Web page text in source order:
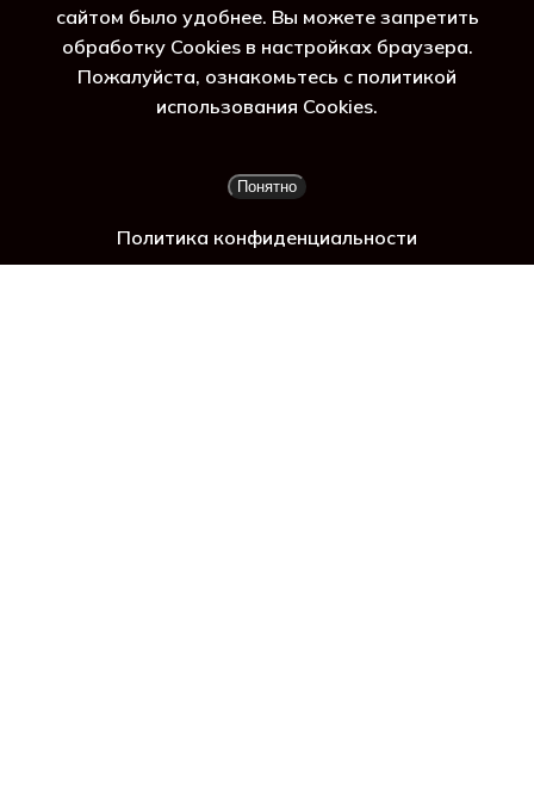
Просмотр корзины
сайтом было удобнее. Вы можете запретить
обработку Cookies в настройках браузера.
Пожалуйста, ознакомьтесь с политикой
использования Cookies.
Понятно
Политика конфиденциальности